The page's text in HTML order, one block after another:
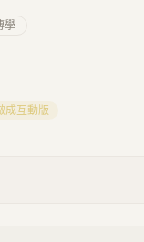
學
成互動版